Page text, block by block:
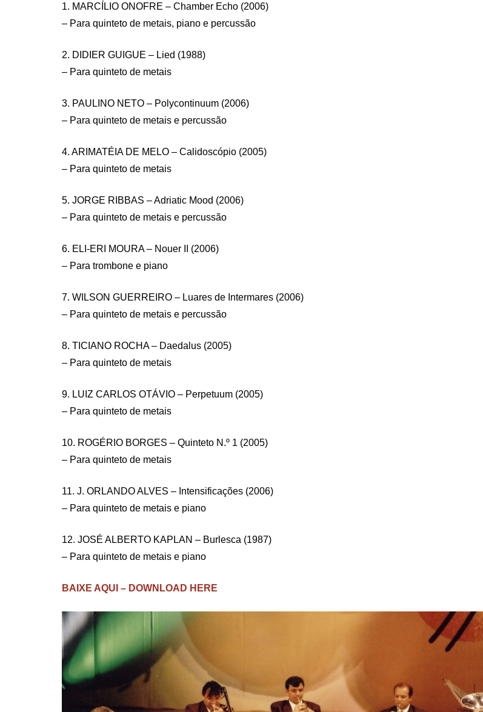
1. MARCÍLIO ONOFRE – Chamber Echo (2006)
– Para quinteto de metais, piano e percussão
2. DIDIER GUIGUE – Lied (1988)
– Para quinteto de metais
3. PAULINO NETO – Polycontinuum (2006)
– Para quinteto de metais e percussão
4. ARIMATÉIA DE MELO – Calidoscópio (2005)
– Para quinteto de metais
5. JORGE RIBBAS – Adriatic Mood (2006)
– Para quinteto de metais e percussão
6. ELI-ERI MOURA – Nouer II (2006)
– Para trombone e piano
7. WILSON GUERREIRO – Luares de Intermares (2006)
– Para quinteto de metais e percussão
8. TICIANO ROCHA – Daedalus (2005)
– Para quinteto de metais
9. LUIZ CARLOS OTÁVIO – Perpetuum (2005)
– Para quinteto de metais
10. ROGÉRIO BORGES – Quinteto N.º 1 (2005)
– Para quinteto de metais
11. J. ORLANDO ALVES – Intensificações (2006)
– Para quinteto de metais e piano
12. JOSÉ ALBERTO KAPLAN – Burlesca (1987)
– Para quinteto de metais e piano
BAIXE AQUI – DOWNLOAD HERE